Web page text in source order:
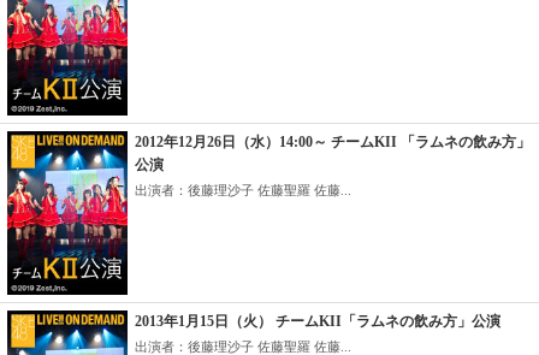
2012年12月26日（水）14:00～ チームKII 「ラムネの飲み方」
公演
出演者：後藤理沙子 佐藤聖羅 佐藤...
2013年1月15日（火） チームKII「ラムネの飲み方」公演
出演者：後藤理沙子 佐藤聖羅 佐藤...